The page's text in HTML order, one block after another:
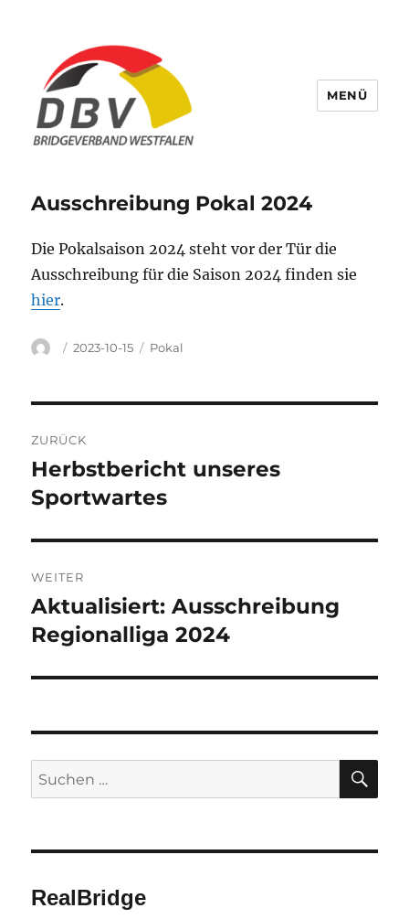
MENÜ
Ausschreibung Pokal 2024
Die Pokalsaison 2024 steht vor der Tür die
Ausschreibung für die Saison 2024 finden sie
hier.
Autor
Veröffentlicht
2023-10-15 Kategorien
Pokal
ZURÜCK
Vorheriger
Beitrag:
Herbstbericht unseres
Sportwartes
WEITER
Nächster
Beitrag:
Aktualisiert: Ausschreibung
Regionalliga 2024
Suchen
nach:
RealBridge